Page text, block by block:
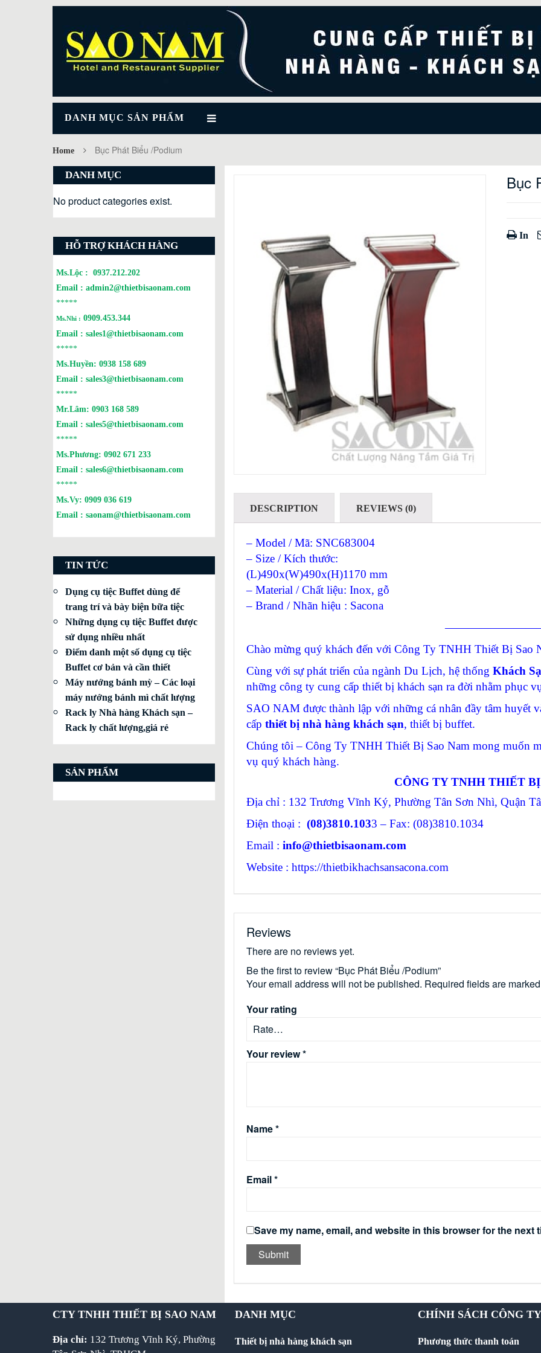
DANH MỤC SẢN PHẨM
Home Bục Phát Biểu /Podium
Bục
In
DESCRIPTION REVIEWS (0)
– Model / Mã: SNC683004
– Size / Kích thước:
(L)490x(W)490x(H)1170 mm
– Material / Chất liệu: Inox, gỗ
– Brand / Nhãn hiệu : Sacona
Chào mừng quý khách đến với Công Ty TNHH Thiết Bị Sao
Cùng với sự phát triển của ngành Du Lịch, hệ thống Khách
những công ty cung cấp thiết bị khách sạn ra đời nhằm phục
SAO NAM được thành lập với những cá nhân đầy tâm huyết
cấp thiết bị nhà hàng khách sạn, thiết bị buffet.
Chúng tôi – Công Ty TNHH Thiết Bị Sao Nam mong muốn
vụ quý khách hàng.
CÔNG TY TNHH THIẾT
Địa chỉ : 132 Trương Vĩnh Ký, Phường Tân Sơn Nhì, Quận
Điện thoại : (08)3810.1033 – Fax: (08)3810.1034
Email : info@thietbisaonam.com
Website : https://thietbikhachsansacona.com
Reviews
There are no reviews yet.
Be the first to review “Bục Phát Biểu /Podium”
Your email address will not be published. Required fields are
Your rating
Your review*
Name*
Email*
Save my name, email, and website in this browser for the next
DANH MỤC
No product categories exist.
HỖ TRỢ KHÁCH HÀNG
Ms.Lộc : 0937.212.202
Email : admin2@thietbisaonam.com
*****
Ms.Nhi : 0909.453.344
Email : sales1@thietbisaonam.com
*****
Ms.Huyền: 0938 158 689
Email : sales3@thietbisaonam.com
*****
Mr.Lâm: 0903 168 589
Email : sales5@thietbisaonam.com
*****
Ms.Phương: 0902 671 233
Email : sales6@thietbisaonam.com
*****
Ms.Vy: 0909 036 619
Email : saonam@thietbisaonam.com
TIN TỨC
Dụng cụ tiệc Buffet dùng để
trang trí và bày biện bữa tiệc
Những dụng cụ tiệc Buffet được
sử dụng nhiều nhất
Điểm danh một số dụng cụ tiệc
Buffet cơ bản và cần thiết
Máy nướng bánh mỳ – Các loại
máy nướng bánh mì chất lượng
Rack ly Nhà hàng Khách sạn –
Rack ly chất lượng,giá rẻ
SẢN PHẨM
CTY TNHH THIẾT BỊ SAO NAM
Địa chỉ: 132 Trương Vĩnh Ký, Phường
DANH MỤC
Thiết bị nhà hàng khách sạn
CHÍNH SÁCH CÔNG TY
Phương thức thanh toán